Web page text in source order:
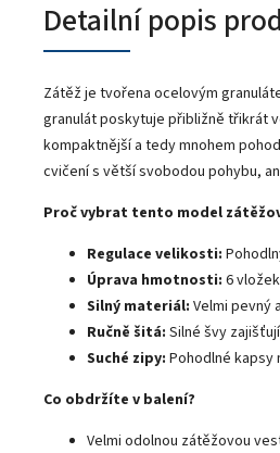
Detailní popis
Zátěž je tvořena ocelovým
granulát poskytuje přibližně třikrát
kompaktnější a tedy mnohem
cvičení s větší svobodou pohybu,
Proč vybrat tento model
Regulace velikosti:
Úprava hmotnosti: 6
Silný materiál: Velmi pevný
Ručně šitá: Silné švy
Suché zipy: Pohodlné kapsy
Co obdržíte v balení?
Velmi odolnou zátěžovou